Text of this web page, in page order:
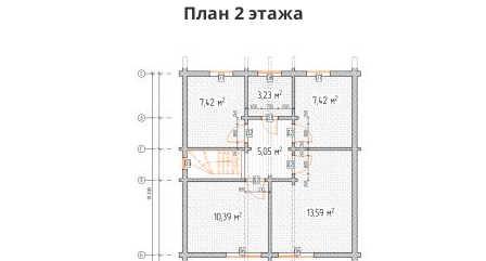
План 2 этажа